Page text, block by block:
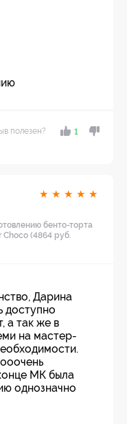
полезен? 1
★ ★ ★ ★ ★
бенто-торта
Choco (4864 руб.
Дарина
доступно
а так же в
на мастер-
МК была
однозначно